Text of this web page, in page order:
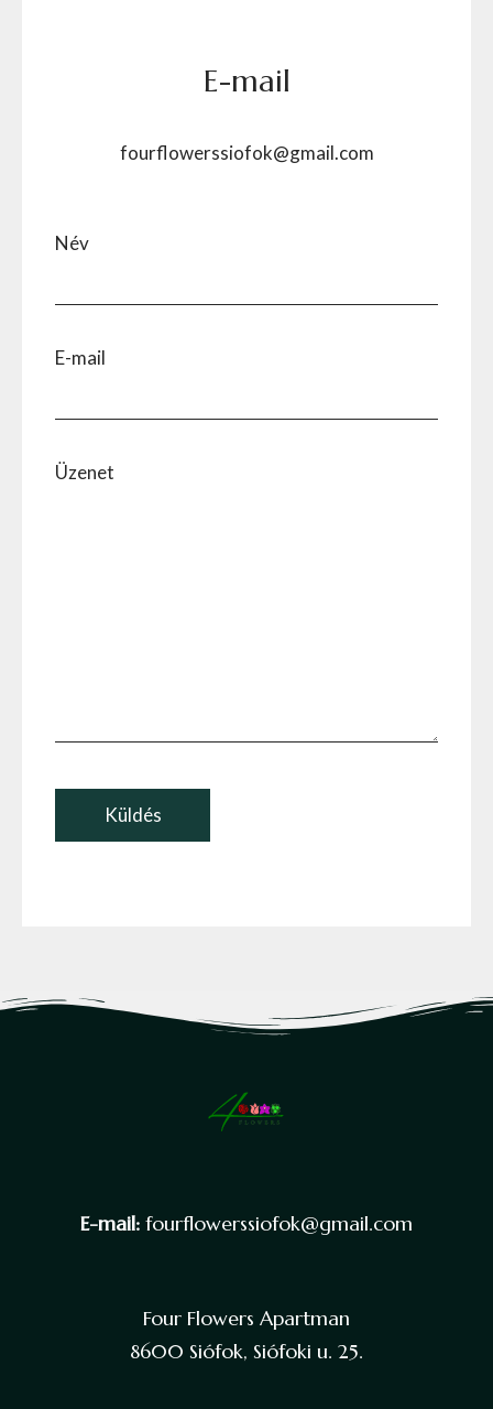
E-mail
fourflowerssiofok@gmail.com
Név
E-mail
Üzenet
E-mail: fourflowerssiofok@gmail.com
Four Flowers Apartman
8600 Siófok, Siófoki u. 25.